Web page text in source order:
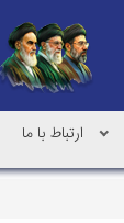
ارتباط با ما